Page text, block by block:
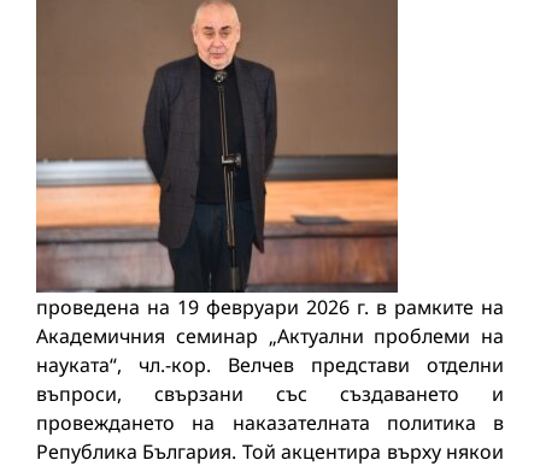
проведена на 19 февруари 2026 г. в рамките на
Академичния семинар „Актуални проблеми на
науката“, чл.-кор. Велчев представи отделни
въпроси, свързани със създаването и
провеждането на наказателната политика в
Република България. Той акцентира върху някои